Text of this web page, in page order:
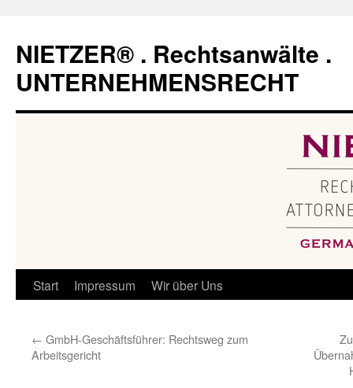
springen
NIETZER® . Rechtsanwälte .
UNTERNEHMENSRECHT
Start Impressum Wir über Uns
← GmbH-Geschäftsführer: Rechtsweg zum
Arbeitsgericht